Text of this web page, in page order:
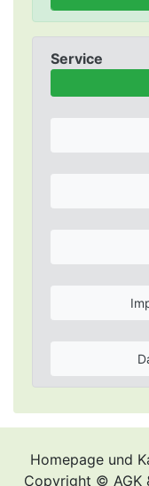
Service
Homepage und
Copyright © AGK